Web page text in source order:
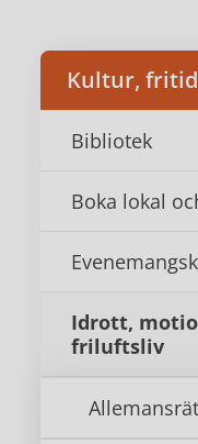
Kultur,
Bibliotek
Boka lokal
Idrott,
friluftsliv